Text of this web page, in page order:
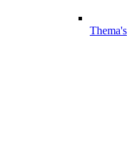
Thema's